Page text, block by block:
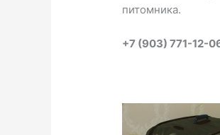
питомника.
+7 (903) 771-12-